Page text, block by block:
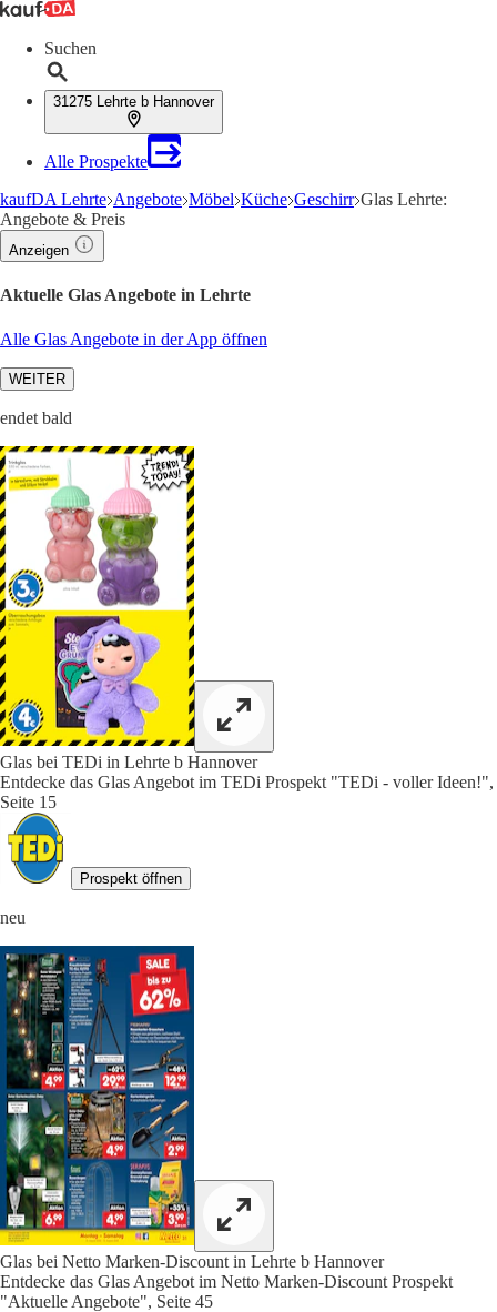
Suchen
31275 Lehrte b Hannover
Alle Prospekte
kaufDA Lehrte Angebote Möbel Küche Geschirr Glas Lehrte:
Angebote & Preis
Anzeigen
Aktuelle Glas Angebote in Lehrte
Alle Glas Angebote in der App öffnen
WEITER
endet bald
Glas bei TEDi in Lehrte b Hannover
Entdecke das Glas Angebot im TEDi Prospekt "TEDi - voller Ideen!",
Seite 15
Prospekt öffnen
neu
Glas bei Netto Marken-Discount in Lehrte b Hannover
Entdecke das Glas Angebot im Netto Marken-Discount Prospekt
"Aktuelle Angebote", Seite 45